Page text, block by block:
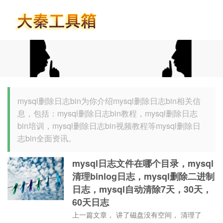
mysql删除日志bin为你介绍mysql删除日志bin相关信
息，包括：mysql删除日志bin教程，mysql删除日志
bin培训，mysql删除日志bin视频教程等mysql删除日
志bin全面资讯。
mysql日志文件在哪个目录，mysql
清理binlog日志，mysql删除二进制
日志，mysql自动清除7天，30天，
60天日志
上一篇文章， 讲了磁盘没有空间， 清理了